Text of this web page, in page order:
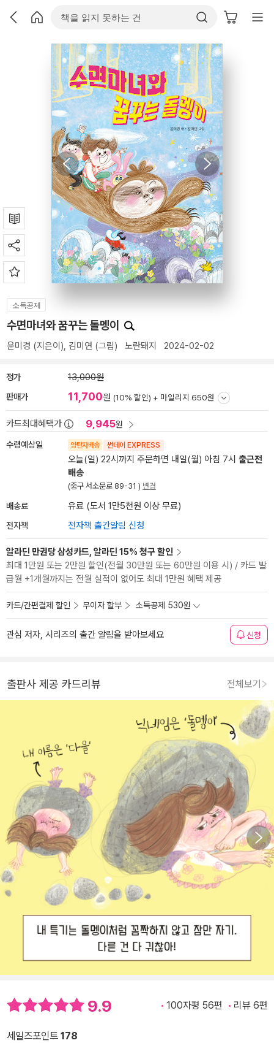
소득공제
수면마녀와 꿈꾸는 돌멩이
윤미경 (지은이), 김미연 (그림) 노란돼지 2024-02-02
정가 13,000원
판매가 11,700원 (10% 할인) + 마일리지 650원
카드최대혜택가 9,945원
수령예상일 양탄자배송 썬데이 EXPRESS
오늘(일) 22시까지 주문하면 내일(월) 아침 7시 출근전
배송
(중구 서소문로 89-31 ) 변경
배송료 유료 (도서 1만5천원 이상 무료)
전자책 전자책 출간알림 신청
알라딘 만권당 삼성카드, 알라딘 15% 청구 할인
최대 1만원 또는 2만원 할인(전월 30만원 또는 60만원 이용 시) / 카드 발
급월 +1개월까지는 전월 실적이 없어도 최대 1만원 혜택 제공
카드/간편결제 할인 무이자 할부 소득공제 530원
관심 저자, 시리즈의 출간 알림을 받아보세요 신청
출판사 제공 카드리뷰 전체보기
9.9 100자평 56편 리뷰 6편
세일즈포인트 178